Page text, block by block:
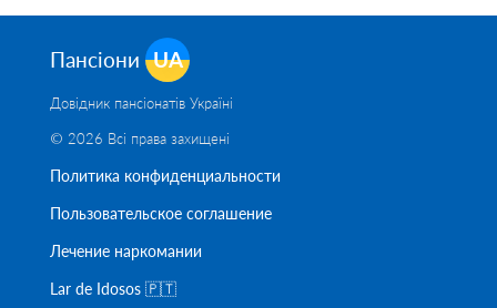
Пансіони UA
Довідник пансіонатів Україні
© 2026 Всі права захищені
Политика конфиденциальности
Пользовательское соглашение
Лечение наркомании
Lar de Idosos 🇵🇹